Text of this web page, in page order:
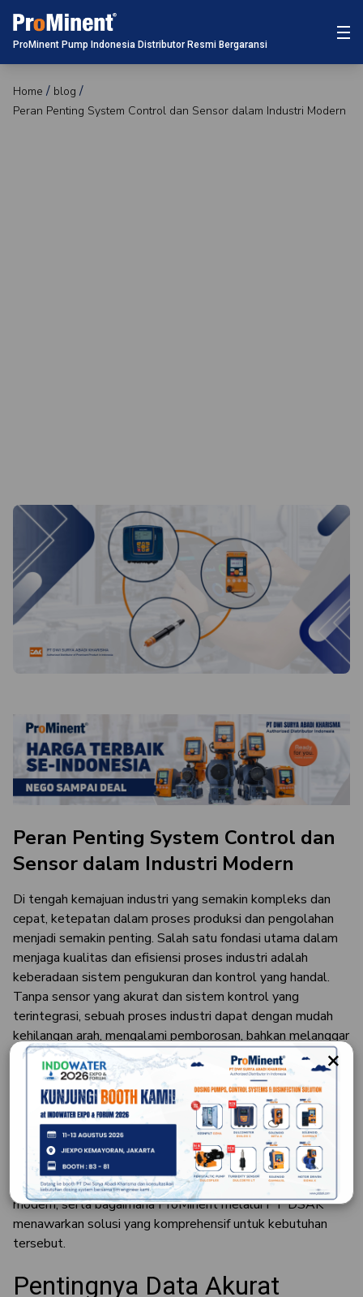
ProMinent Pump Indonesia Distributor Resmi Bergaransi
Home
blog
Peran Penting System Control dan Sensor dalam Industri Modern
Peran Penting System Control dan
Sensor dalam Industri Modern
Di tengah kemajuan industri yang semakin kompleks dan
cepat, ketepatan dalam proses produksi dan pengolahan
menjadi semakin penting. Salah satu fondasi utama dalam
menjaga kualitas dan efisiensi proses industri adalah
keberadaan sistem pengukuran dan kontrol yang handal.
Tanpa sensor yang akurat dan sistem kontrol yang
terintegrasi, sebuah proses industri dapat dengan mudah
kehilangan arah, mengalami pemborosan, bahkan melanggar
regulasi lingkungan.
Sistem pengukuran dan kontrol sensor berperan penting
dalam mendeteksi, mengawasi, dan mengatur parameter-
parameter kritis seperti pH, ORP (oksidasi-reduksi), suhu,
konduktivitas, kadar klorin bebas, dan lain sebagainya.
Artikel ini akan mengulas secara mendalam mengapa
sistem ini menjadi bagian yang tak terpisahkan dari industri
modern, serta bagaimana ProMinent melalui PT DSAK
menawarkan solusi yang komprehensif untuk kebutuhan
tersebut.
Pentingnya Data Akurat
×